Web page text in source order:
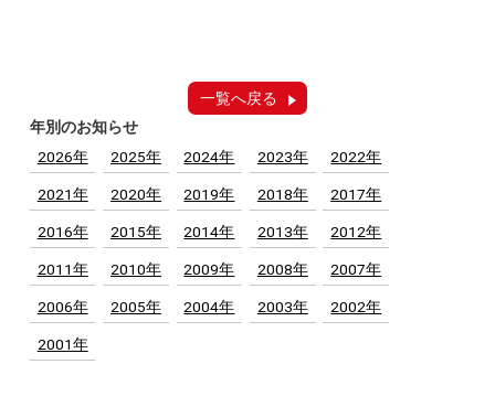
一覧へ戻る
年別のお知らせ
2026年
2025年 2024年 2023年 2022年
2021年 2020年 2019年 2018年 2017年
2016年 2015年 2014年 2013年 2012年
2011年 2010年 2009年 2008年 2007年
2006年 2005年 2004年 2003年 2002年
2001年